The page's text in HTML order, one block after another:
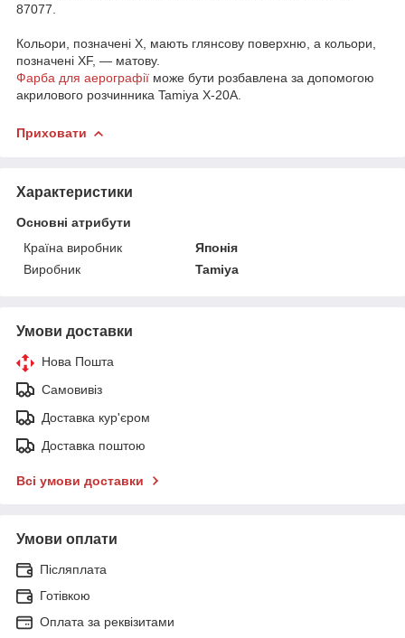
87077.
Кольори, позначені X, мають глянсову поверхню, а кольори,
позначені XF, — матову.
Фарба для аерографії може бути розбавлена за допомогою
акрилового розчинника Tamiya X-20A.
Приховати
Характеристики
Основні атрибути
Країна виробник
Японія
Виробник
Tamiya
Умови доставки
Нова Пошта
Самовивіз
Доставка кур'єром
Доставка поштою
Всі умови доставки
Умови оплати
Післяплата
Готівкою
Оплата за реквізитами